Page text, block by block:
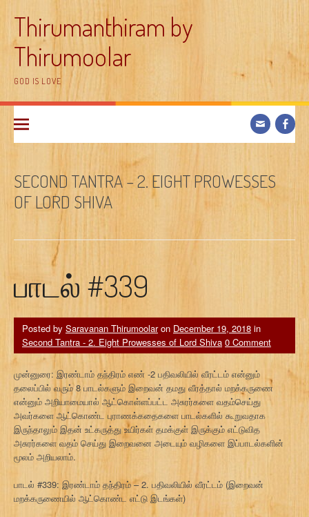
contentThirumanthiram by
Thirumoolar
GOD IS LOVE
SECOND TANTRA – 2. EIGHT PROWESSES
OF LORD SHIVA
பாடல் #339
Posted by Saravanan Thirumoolaron December 19, 2018 in
Second Tantra - 2. Eight Prowesses of Lord Shiva 0 Comment
முன்னுரை: இரண்டாம் தந்திரம் எண் -2 பதிவலியில் வீரட்டம் என்னும்
தலைப்பில் வரும் 8 பாடல்களும் இறைவன் தமது வீரத்தால் மறக்கருணை
என்னும் அறியாமையால் ஆட்கொள்ளப்பட்ட அசுரர்களை வதம்செய்து
அவர்களை ஆட்கொண்ட புராணக்கதைகளை பாடல்களில் கூறுவதாக
இருந்தாலும் இதன் உட்கருத்து உயிர்கள் தமக்குள் இருக்கும் எட்டுவித
அசுரர்களை வதம் செய்து இறைவனை அடையும் வழிகளை இப்பாடல்களின்
மூலம் அறியலாம்.
பாடல் #339: இரண்டாம் தந்திரம் – 2. பதிவலியில் வீரட்டம் (இறைவன்
மறக்கருணையில் ஆட்கொண்ட எட்டு இடங்கள்)